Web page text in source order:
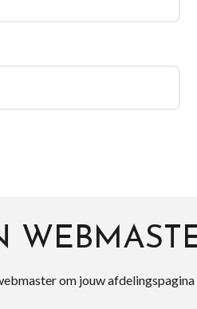
om jouw